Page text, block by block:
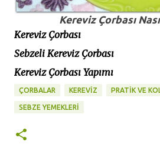
Kereviz Çorbası
Kereviz Çorbası
Sebzeli Kereviz Çorbası
Kereviz Çorbası Yapımı
ÇORBALAR KEREVIZ PRATİK VE
SEBZE YEMEKLERİ